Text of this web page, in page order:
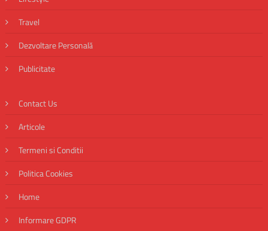
Travel
Dezvoltare Personală
Publicitate
Contact Us
Articole
Termeni si Conditii
Politica Cookies
Home
Informare GDPR